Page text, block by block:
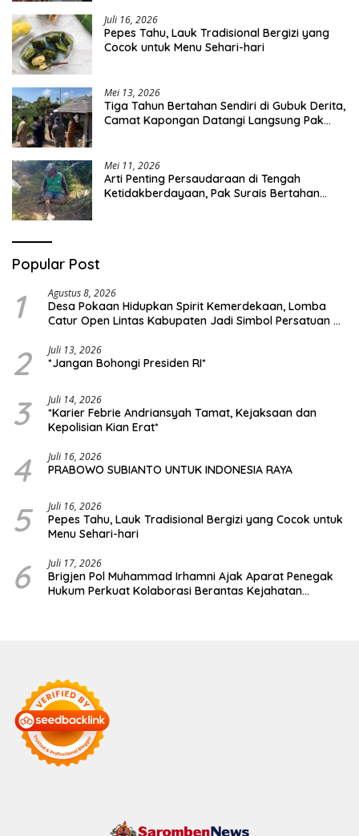
Juli 16, 2026
Pepes Tahu, Lauk Tradisional Bergizi yang
Cocok untuk Menu Sehari-hari
Mei 13, 2026
Tiga Tahun Bertahan Sendiri di Gubuk Derita,
Camat Kapongan Datangi Langsung Pak
Mei 11, 2026
Arti Penting Persaudaraan di Tengah
Ketidakberdayaan, Pak Surais Bertahan
Popular Post
1 Agustus 8, 2026
Desa Pokaan Hidupkan Spirit Kemerdekaan, Lomba
Catur Open Lintas Kabupaten Jadi Simbol Persatuan di
2 Juli 13, 2026
*Jangan Bohongi Presiden RI*
3 Juli 14, 2026
*Karier Febrie Andriansyah Tamat, Kejaksaan dan
Kepolisian Kian Erat*
4 Juli 16, 2026
PRABOWO SUBIANTO UNTUK INDONESIA RAYA
5 Juli 16, 2026
Pepes Tahu, Lauk Tradisional Bergizi yang Cocok untuk
Menu Sehari-hari
6 Juli 17, 2026
Brigjen Pol Muhammad Irhamni Ajak Aparat Penegak
Hukum Perkuat Kolaborasi Berantas Kejahatan